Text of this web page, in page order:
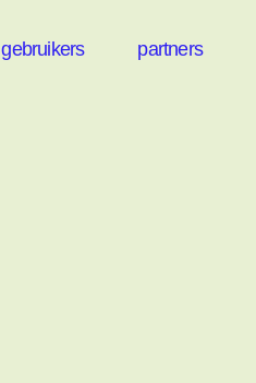
gebruikers partners